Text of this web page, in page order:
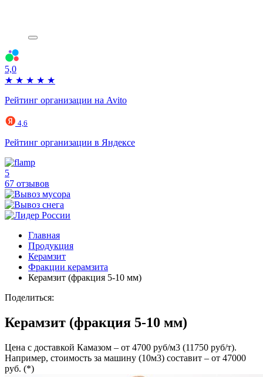
5,0
★ ★ ★ ★ ★
Рейтинг организации на Avito
4,6
Рейтинг организации в Яндексе
5
67 отзывов
Главная
Продукция
Керамзит
Фракции керамзита
Керамзит (фракция 5-10 мм)
Поделиться:
Керамзит (фракция 5-10 мм)
Цена с доставкой Камазом – от 4700 руб/м3 (11750 руб/т).
Например, стоимость за машину (10м3) составит – от 47000
руб. (*)